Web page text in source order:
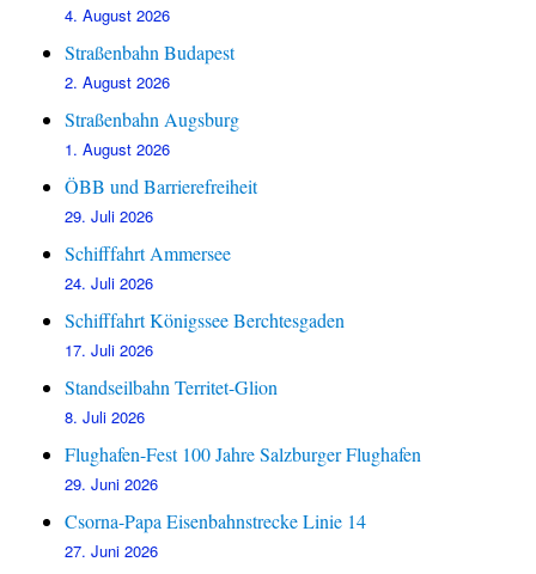
4. August 2026
Straßenbahn Budapest
2. August 2026
Straßenbahn Augsburg
1. August 2026
ÖBB und Barrierefreiheit
29. Juli 2026
Schifffahrt Ammersee
24. Juli 2026
Schifffahrt Königssee Berchtesgaden
17. Juli 2026
Standseilbahn Territet-Glion
8. Juli 2026
Flughafen-Fest 100 Jahre Salzburger Flughafen
29. Juni 2026
Csorna-Papa Eisenbahnstrecke Linie 14
27. Juni 2026